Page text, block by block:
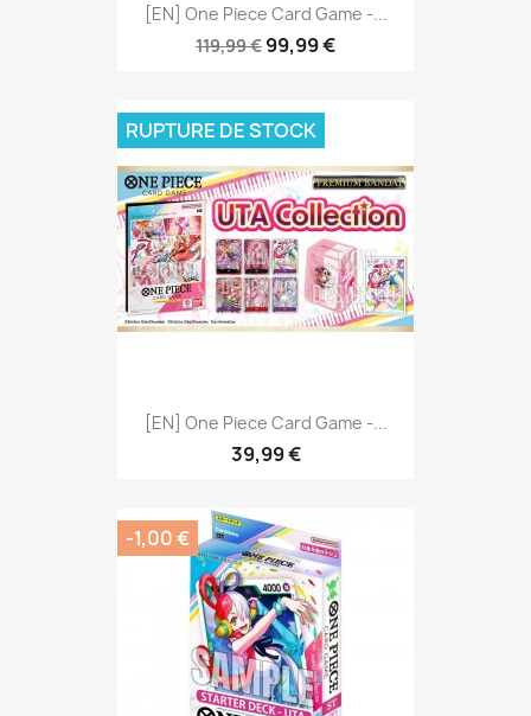
[EN] One Piece Card Game -...
119,99 € 99,99 €
[EN] One Piece Card Game -...
39,99 €
RUPTURE DE STOCK
-1,00 €